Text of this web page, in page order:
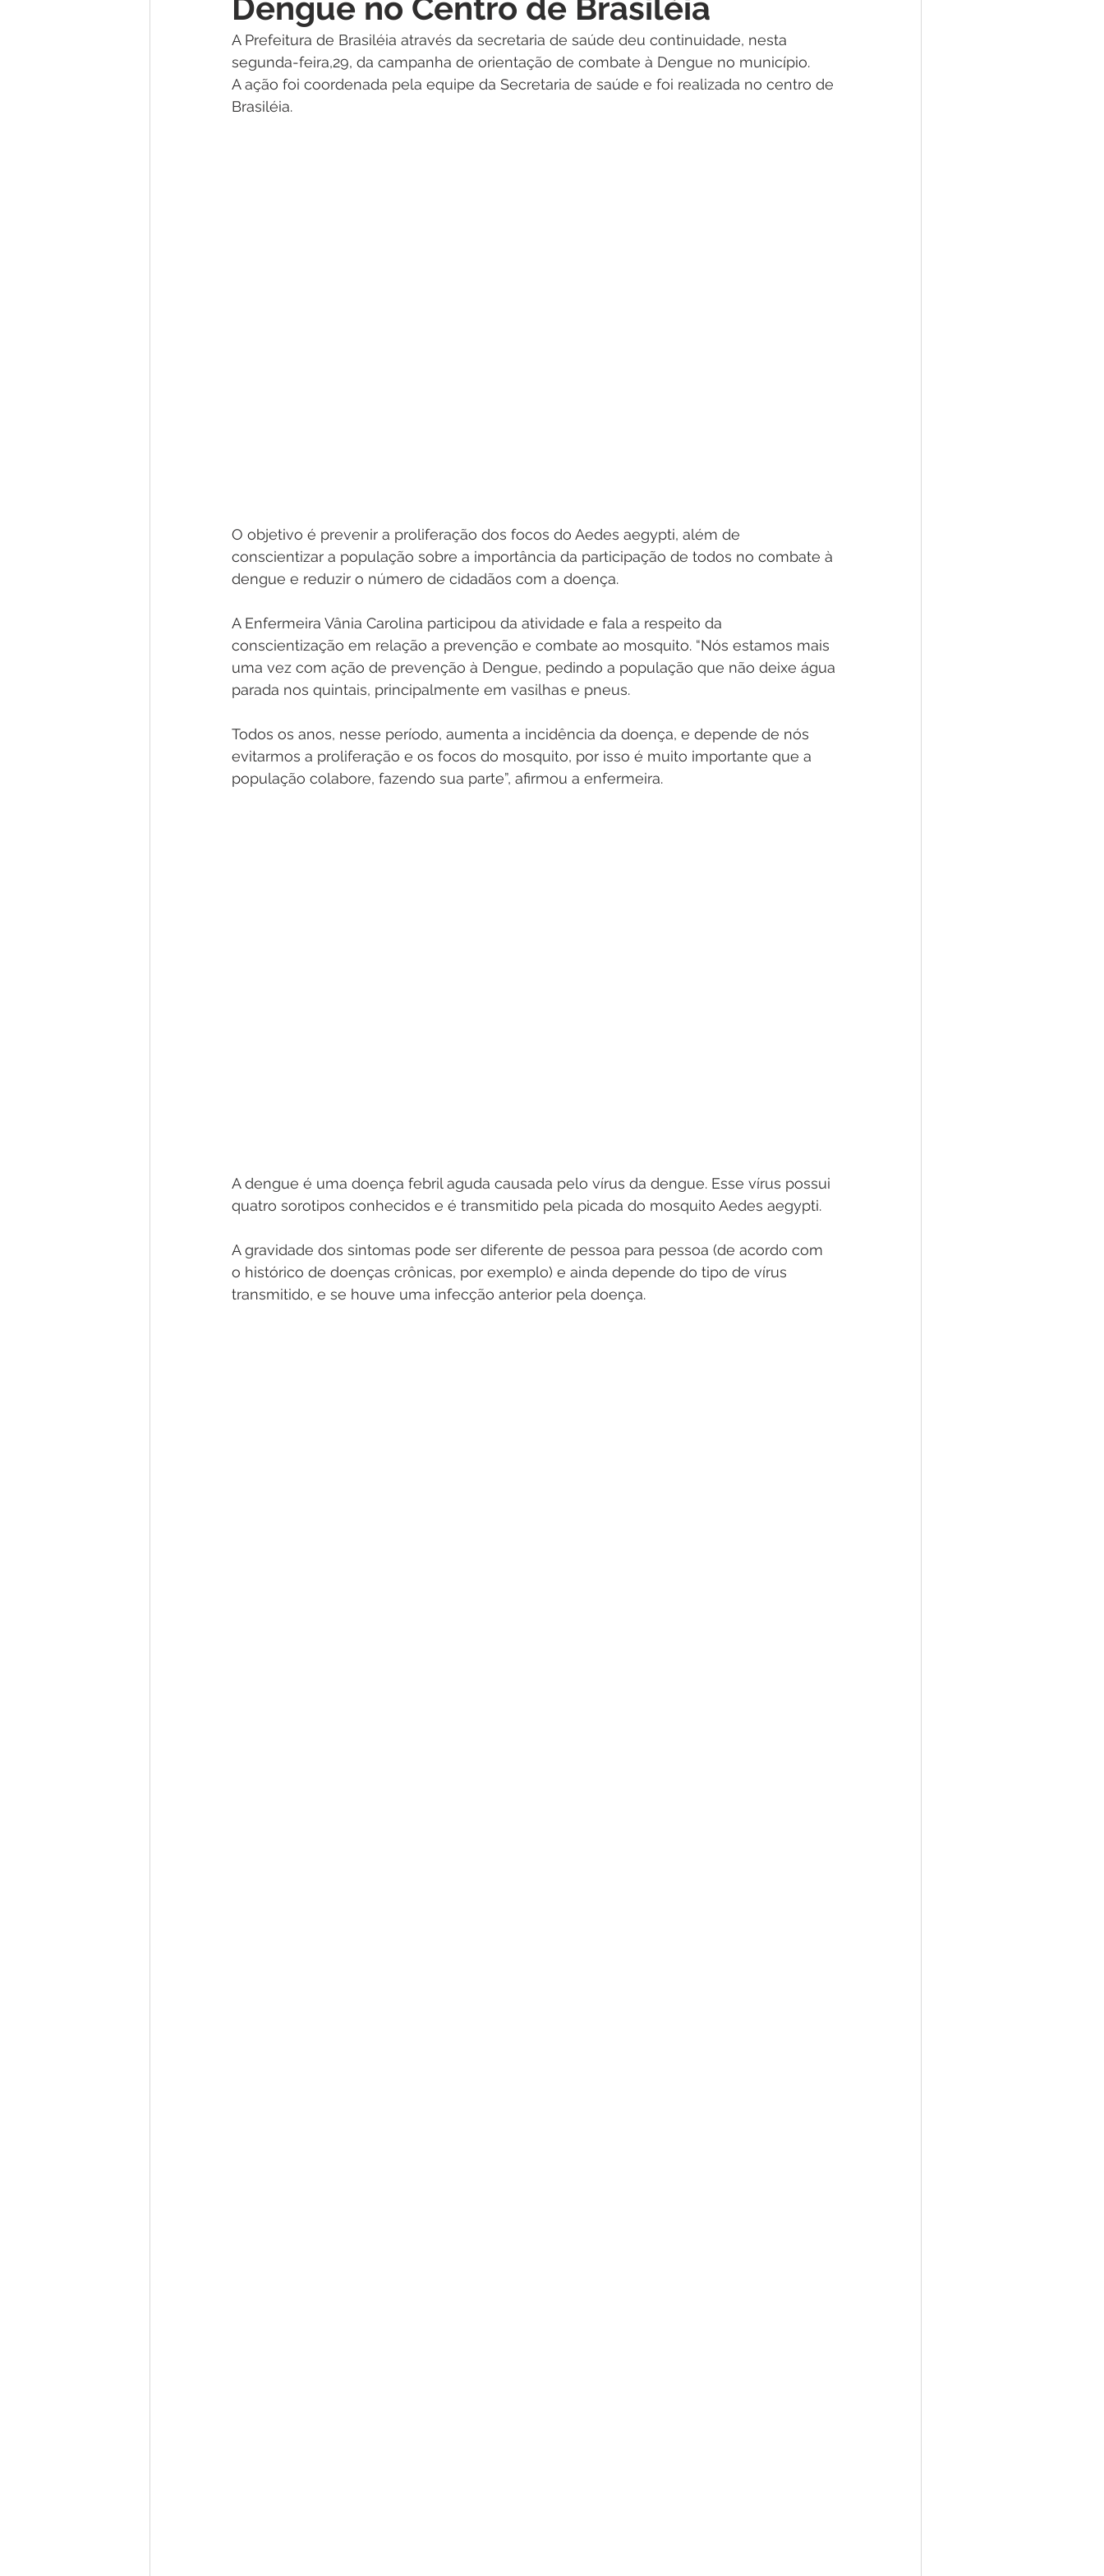
Convênios e Parcerias Nota de Esclarecimento Emenda Parlamentar Nota de Pesar Defesa Civil
Dengue no Centro de Brasiléia
A Prefeitura de Brasiléia através da secretaria de saúde deu continuidade, nesta
segunda-feira,29, da campanha de orientação de combate à Dengue no município.
A ação foi coordenada pela equipe da Secretaria de saúde e foi realizada no centro de
Brasiléia.
O objetivo é prevenir a proliferação dos focos do Aedes aegypti, além de
conscientizar a população sobre a importância da participação de todos no combate à
dengue e reduzir o número de cidadãos com a doença.
A Enfermeira Vânia Carolina participou da atividade e fala a respeito da
conscientização em relação a prevenção e combate ao mosquito. “Nós estamos mais
uma vez com ação de prevenção à Dengue, pedindo a população que não deixe água
parada nos quintais, principalmente em vasilhas e pneus.
Todos os anos, nesse período, aumenta a incidência da doença, e depende de nós
evitarmos a proliferação e os focos do mosquito, por isso é muito importante que a
população colabore, fazendo sua parte”, afirmou a enfermeira.
A dengue é uma doença febril aguda causada pelo vírus da dengue. Esse vírus possui
quatro sorotipos conhecidos e é transmitido pela picada do mosquito Aedes aegypti.
A gravidade dos sintomas pode ser diferente de pessoa para pessoa (de acordo com
o histórico de doenças crônicas, por exemplo) e ainda depende do tipo de vírus
transmitido, e se houve uma infecção anterior pela doença.